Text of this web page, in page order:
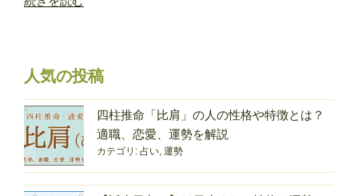
生
れ
の
格
と
人気の投稿
四柱推命「比肩」の人の性格や特徴とは？
適職、恋愛、運勢を解説
カテゴリ: 占い, 運勢